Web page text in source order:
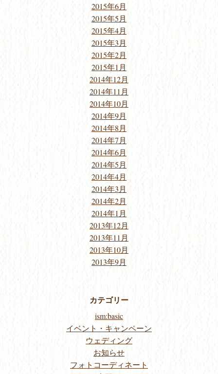
2015年6月
2015年5月
2015年4月
2015年3月
2015年2月
2015年1月
2014年12月
2014年11月
2014年10月
2014年9月
2014年8月
2014年7月
2014年6月
2014年5月
2014年4月
2014年3月
2014年2月
2014年1月
2013年12月
2013年11月
2013年10月
2013年9月
カテゴリー
ism:basic
イベント・キャンペーン
ウェディング
お知らせ
フォトコーディネート